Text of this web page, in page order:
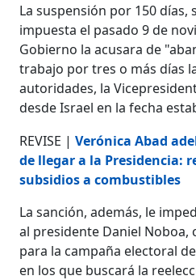
La suspensión por 150
impuesta el pasado 9 de
Gobierno la acusara de
trabajo por tres o más días
autoridades, la
desde Israel en la fecha
REVISE |Verónica Abad
de llegar a la Presidencia:
subsidios a combustibles
La sanción, además, le
al presidente Daniel Noboa,
para la campaña electoral
en los que buscará la